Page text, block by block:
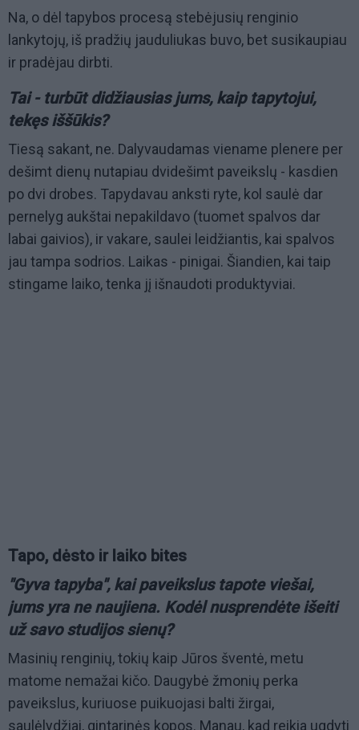
Na, o dėl tapybos procesą stebėjusių renginio
lankytojų, iš pradžių jauduliukas buvo, bet susikaupiau
ir pradėjau dirbti.
Tai - turbūt didžiausias jums, kaip tapytojui,
tekęs iššūkis?
Tiesą sakant, ne. Dalyvaudamas viename plenere per
dešimt dienų nutapiau dvidešimt paveikslų - kasdien
po dvi drobes. Tapydavau anksti ryte, kol saulė dar
pernelyg aukštai nepakildavo (tuomet spalvos dar
labai gaivios), ir vakare, saulei leidžiantis, kai spalvos
jau tampa sodrios. Laikas - pinigai. Šiandien, kai taip
stingame laiko, tenka jį išnaudoti produktyviai.
Tapo, dėsto ir laiko bites
"Gyva tapyba", kai paveikslus tapote viešai,
jums yra ne naujiena. Kodėl nusprendėte išeiti
už savo studijos sienų?
Masinių renginių, tokių kaip Jūros šventė, metu
matome nemažai kičo. Daugybė žmonių perka
paveikslus, kuriuose puikuojasi balti žirgai,
saulėlydžiai, gintarinės kopos. Manau, kad reikia ugdyti